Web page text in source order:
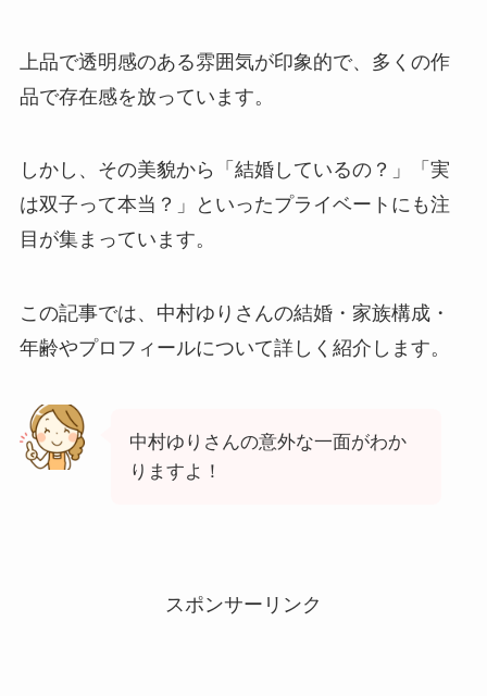
上品で透明感のある雰囲気が印象的で、多くの作
品で存在感を放っています。
しかし、その美貌から「結婚しているの？」「実
は双子って本当？」といったプライベートにも注
目が集まっています。
この記事では、中村ゆりさんの結婚・家族構成・
年齢やプロフィールについて詳しく紹介します。
中村ゆりさんの意外な一面がわか
りますよ！
スポンサーリンク